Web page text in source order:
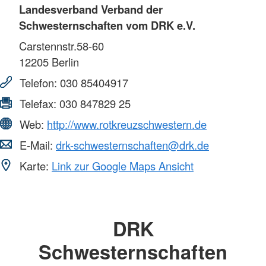
Landesverband Verband der
Schwesternschaften vom DRK e.V.
Carstennstr.58-60
12205 Berlin
Telefon: 030 85404917
Telefax: 030 847829 25
Web: http://www.rotkreuzschwestern.de
E-Mail: drk-schwesternschaften@drk.de
Karte: Link zur Google Maps Ansicht
DRK
Schwesternschaften